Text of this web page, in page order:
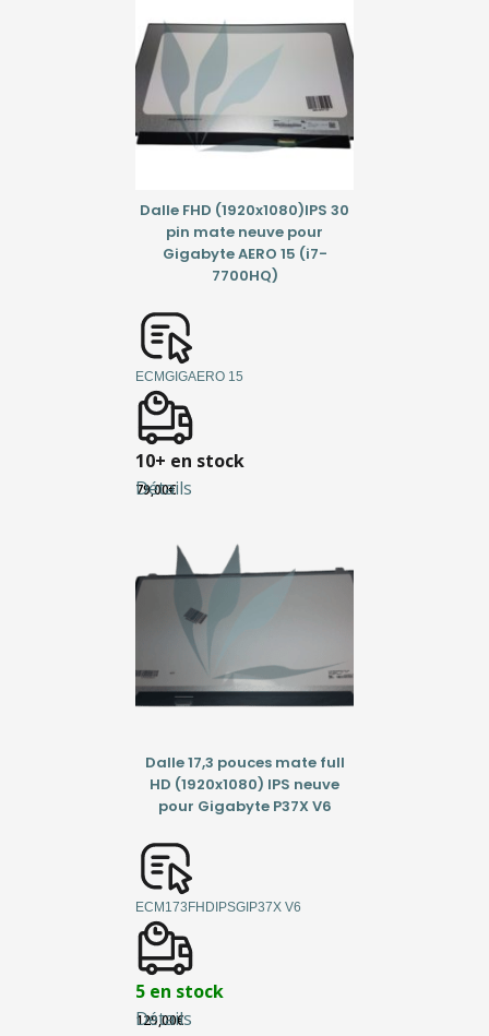
Détails
Dalle FHD (1920x1080)IPS 30
pin mate neuve pour
Gigabyte AERO 15 (i7-
7700HQ)
ECMGIGAERO 15
10+ en stock
79,00€
Détails
Dalle 17,3 pouces mate full
HD (1920x1080) IPS neuve
pour Gigabyte P37X V6
ECM173FHDIPSGIP37X V6
5 en stock
129,00€